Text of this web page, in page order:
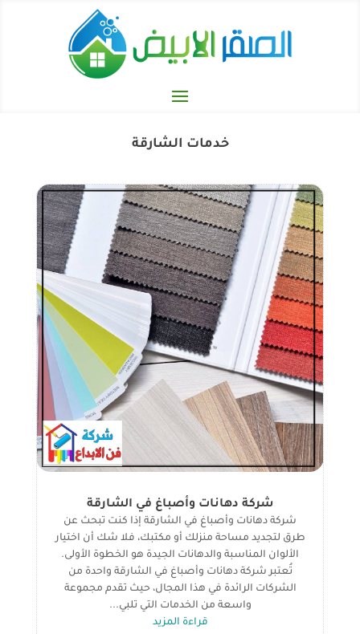
خدمات الشارقة
شركة دهانات وأصباغ في الشارقة
شركة دهانات وأصباغ في الشارقة إذا كنت تبحث عن
طرق لتجديد مساحة منزلك أو مكتبك، فلا شك أن اختيار
الألوان المناسبة والدهانات الجيدة هو الخطوة الأولى.
تُعتبر شركة دهانات وأصباغ في الشارقة واحدة من
الشركات الرائدة في هذا المجال، حيث تقدم مجموعة
واسعة من الخدمات التي تلبي...
قراءة المزيد